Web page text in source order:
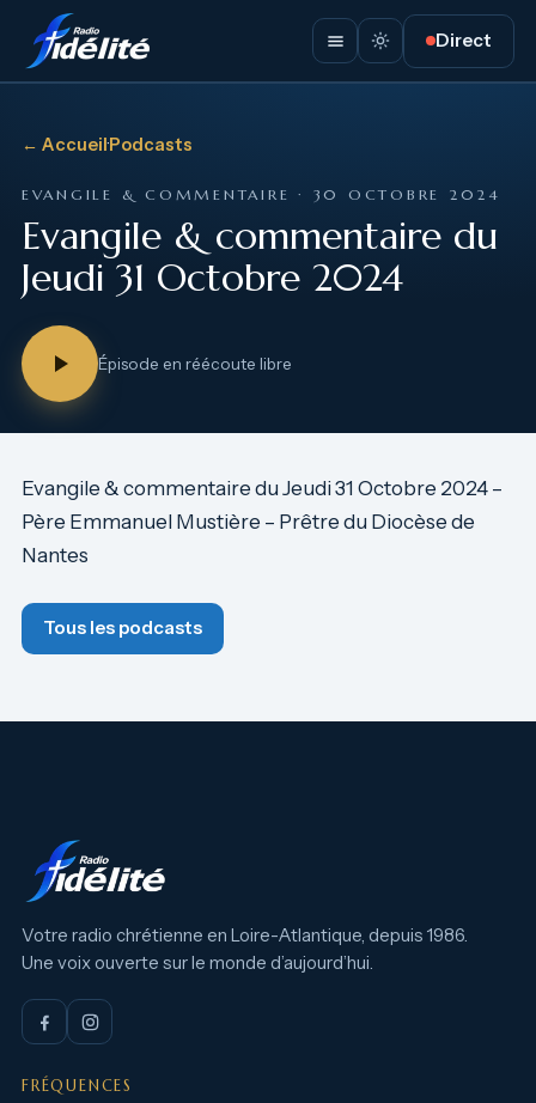
Direct
← Accueil·Podcasts
EVANGILE & COMMENTAIRE · 30 OCTOBRE 2024
Evangile & commentaire du
Jeudi 31 Octobre 2024
Épisode en réécoute libre
Evangile & commentaire du Jeudi 31 Octobre 2024 –
Père Emmanuel Mustière – Prêtre du Diocèse de
Nantes
Tous les podcasts
Votre radio chrétienne en Loire-Atlantique, depuis 1986.
Une voix ouverte sur le monde d’aujourd’hui.
FRÉQUENCES